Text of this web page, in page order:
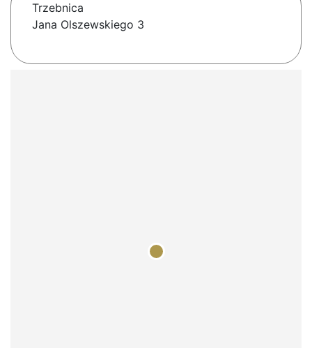
Trzebnica
Jana Olszewskiego 3